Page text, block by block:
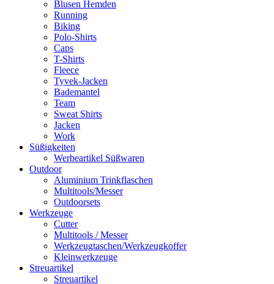
Blusen Hemden
Running
Biking
Polo-Shirts
Caps
T-Shirts
Fleece
Tyvek-Jacken
Bademantel
Team
Sweat Shirts
Jacken
Work
Süßigkeiten
Werbeartikel Süßwaren
Outdoor
Aluminium Trinkflaschen
Multitools/Messer
Outdoorsets
Werkzeuge
Cutter
Multitools / Messer
Werkzeugtaschen/Werkzeugkoffer
Kleinwerkzeuge
Streuartikel
Streuartikel